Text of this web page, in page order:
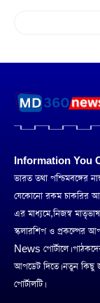
Information You
ভারত তথা পশ্চিমবঙ্গের
যেকোনো রকম চাকরির
এর মাধ্যমে,নিজস্ব
স্কলারশিপ ও প্রকল্পের
News পোর্টালে।
আপডেট দিতে। নতুন
পোর্টালটি।